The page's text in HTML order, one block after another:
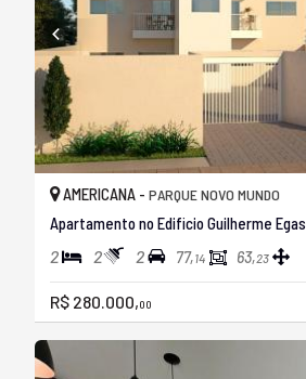
AMERICANA - PARQUE NOVO MUNDO
Apartamento no Edificio Guilherme Egas
2 2 2 77,14 63,23
R$ 280.000,00